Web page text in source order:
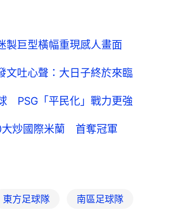
巨型橫幅重現感人畫面
吐心聲：大日子終於來臨
PSG「平民化」戰力更強
炒國際米蘭 首奪冠軍
東方足球隊 南區足球隊